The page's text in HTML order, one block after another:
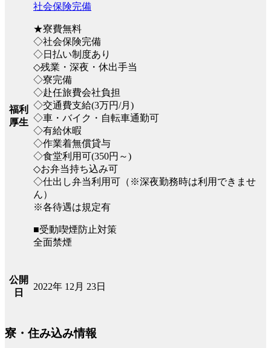
福利
厚生
社会保険完備
★寮費無料
◇社会保険完備
◇日払い制度あり
◇残業・深夜・休出手当
◇寮完備
◇赴任旅費会社負担
◇交通費支給(3万円/月)
◇車・バイク・自転車通勤可
◇有給休暇
◇作業着無償貸与
◇食堂利用可(350円～)
◇お弁当持ち込み可
◇仕出し弁当利用可（※深夜勤務時は利用できませ
ん）
※各待遇は規定有
■受動喫煙防止対策
全面禁煙
公開
日
2022年 12月 23日
寮・住み込み情報